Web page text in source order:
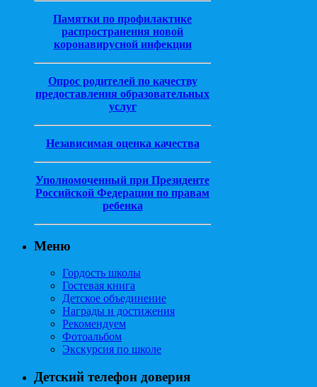
Памятки по профилактике
распространения новой
коронавирусной инфекции
Опрос родителей по качеству
предоставления образовательных
услуг
Независимая оценка качества
Уполномоченный при Президенте
Российской Федерации по правам
ребенка
Меню
Гордость школы
Гостевая книга
Детское объединение
Награды и достижения
Рекомендуем
Фотоальбом
Экскурсия по школе
Детский телефон доверия